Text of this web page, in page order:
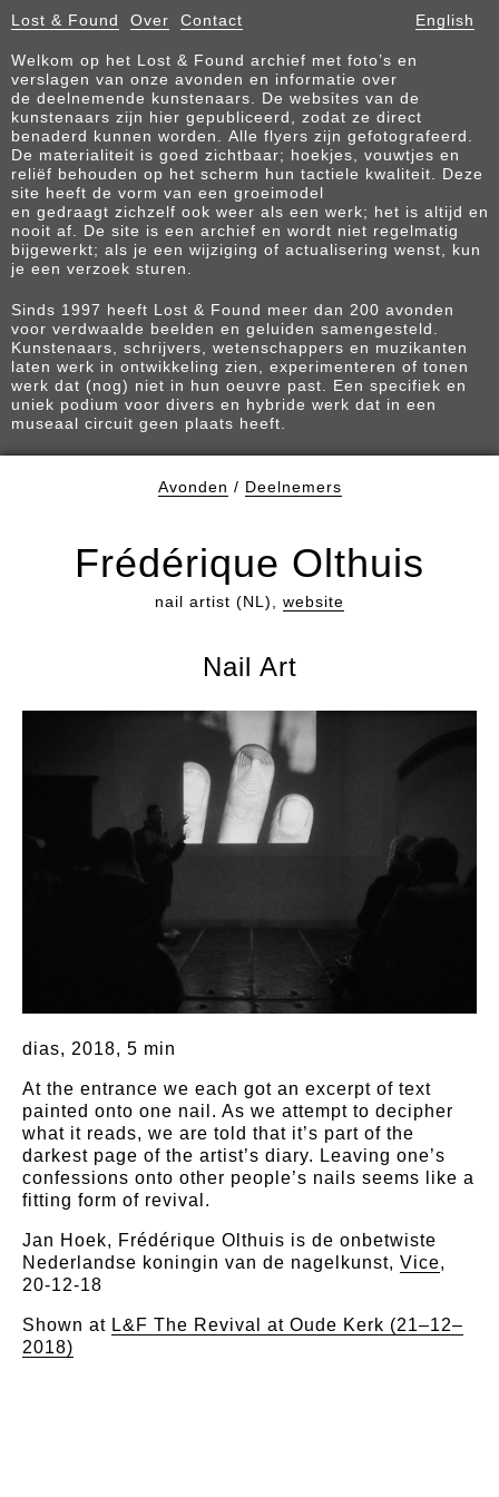
Lost & Found Over Contact English
Welkom op het Lost & Found archief met foto’s en
verslagen van onze avonden en informatie over
de deelnemende kunstenaars. De websites van de
kunstenaars zijn hier gepubliceerd, zodat ze direct
benaderd kunnen worden. Alle flyers zijn gefotografeerd.
De materialiteit is goed zichtbaar; hoekjes, vouwtjes en
reliëf behouden op het scherm hun tactiele kwaliteit. Deze
site heeft de vorm van een groeimodel
en gedraagt zichzelf ook weer als een werk; het is altijd en
nooit af. De site is een archief en wordt niet regelmatig
bijgewerkt; als je een wijziging of actualisering wenst, kun
je een verzoek sturen.
Sinds 1997 heeft Lost & Found meer dan 200 avonden
voor verdwaalde beelden en geluiden samengesteld.
Kunstenaars, schrijvers, wetenschappers en muzikanten
laten werk in ontwikkeling zien, experimenteren of tonen
werk dat (nog) niet in hun oeuvre past. Een specifiek en
uniek podium voor divers en hybride werk dat in een
museaal circuit geen plaats heeft.
Avonden / Deelnemers
Frédérique Olthuis
nail artist (NL), website
Nail Art
dias, 2018, 5 min
At the entrance we each got an excerpt of text
painted onto one nail. As we attempt to decipher
what it reads, we are told that it’s part of the
darkest page of the artist’s diary. Leaving one’s
confessions onto other people’s nails seems like a
fitting form of revival.
Jan Hoek, Frédérique Olthuis is de onbetwiste
Nederlandse koningin van de nagelkunst, Vice,
20-12-18
Shown at L&F The Revival at Oude Kerk (21–12–
2018)